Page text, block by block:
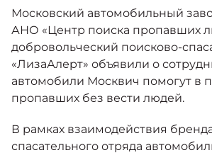
Яркий
от 2 237 000 ₽*
Москвич 3 с
Кроссовер,
возможности
Кредитные программы
Спецпредложения
Калькулятор трейд-ин
Моторное масло
СЕРВИСНЫЕ АКЦИИ
АКСЕССУАРЫ
КОНТАКТЫ
Московский автомобильный
АНО «Центр поиска пропавших
добровольческий поисково-
«ЛизаАлерт» объявили о
автомобили Москвич помогут в
пропавших без вести людей.
В рамках взаимодействия
спасательного отряда